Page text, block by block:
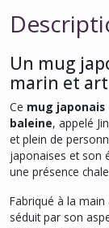
Un mug
marin et
Ce mug japonais
baleine, appelé
et plein de
japonaises et son
une présence
Fabriqué à la main
séduit par son